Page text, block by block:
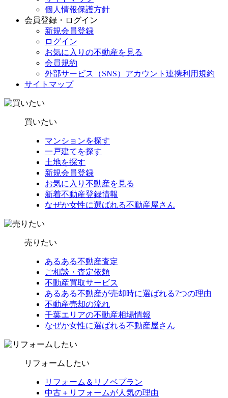
個人情報保護方針
会員登録・ログイン
新規会員登録
ログイン
お気に入りの不動産を見る
会員規約
外部サービス（SNS）アカウント連携利用規約
サイトマップ
買いたい
マンションを探す
一戸建てを探す
土地を探す
新規会員登録
お気に入り不動産を見る
新着不動産登録情報
なぜか女性に選ばれる不動産屋さん
売りたい
あるある不動産査定
ご相談・査定依頼
不動産買取サービス
あるある不動産が売却時に選ばれる7つの理由
不動産売却の流れ
千葉エリアの不動産相場情報
なぜか女性に選ばれる不動産屋さん
リフォームしたい
リフォーム＆リノベプラン
中古＋リフォームが人気の理由